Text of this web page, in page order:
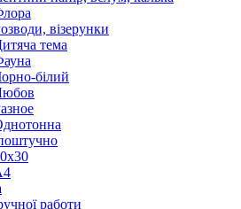
візерунки
тема
білий
работи